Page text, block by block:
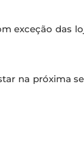
exceção das
na próxima